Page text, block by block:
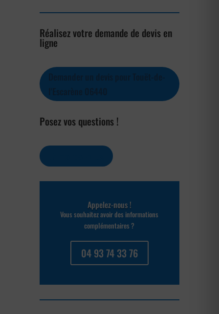
Réalisez votre demande de devis en
ligne
Posez vos questions !
Appelez-nous !
Vous souhaitez avoir des informations
complémentaires ?
04 93 74 33 76